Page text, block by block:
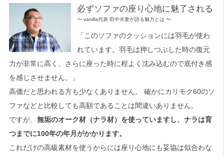
必ずソファの座り心地に魅了される
〜 vanilla代表 田中夫妻が語る魅力とは 〜
「このソファのクッションには羽毛が使わ
れています。羽毛は押しつぶした時の復元
力が非常に高く、さらに座った時に程よく沈み込むので底付き感
を感じさせません。」
高価だと思われる方も少なくありません。 確かにカリモク60のソ
ファなどと比較しても高額であることは間違いありません。
ですが、 無垢のオーク材（ナラ材）を使っていますし、ナラは育
つまでに100年の年月がかかります。
これだけの高級素材を使うからには座り心地にも妥協は似合わな